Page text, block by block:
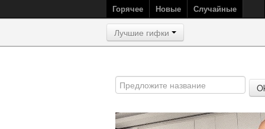
Горячее Новые Случайные
Лучшие гифки